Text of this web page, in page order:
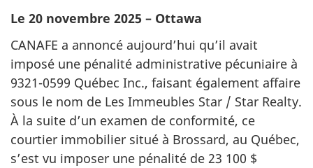
Le 20 novembre 2025 – Ottawa
CANAFE a annoncé aujourd’hui qu’il avait
imposé une pénalité administrative pécuniaire à
9321-0599 Québec Inc., faisant également affaire
sous le nom de Les Immeubles Star / Star Realty.
À la suite d’un examen de conformité, ce
courtier immobilier situé à Brossard, au Québec,
s’est vu imposer une pénalité de 23 100 $